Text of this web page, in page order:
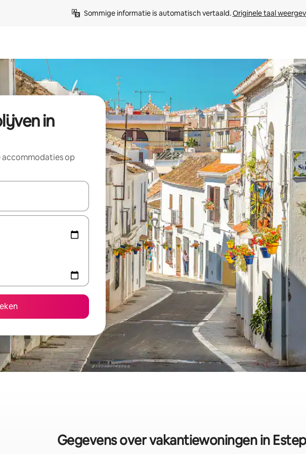
Sommige informatie is automatisch vertaald. Originele taal
in
accommodaties op
zijn, maak je een keuze met je de pijltjestoetsen omhoog en omlaag, óf door te
Gegevens over vakantiewoningen in